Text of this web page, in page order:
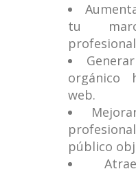
tu
orgánico
web.
público